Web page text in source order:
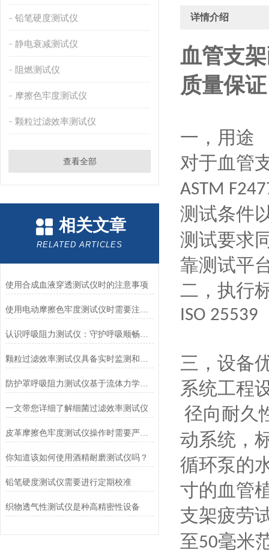
铅笔硬度测试仪
静电衰减测试仪
阻燃测试仪
摩擦色牢度测试仪
颗粒过滤效率测试仪
查看全部
相关文章
RELATED ARTICLES
使用合成血液穿透测试仪时的注意事项
防护罩呼吸阻力测试仪基于流体力学与压力传感技术
一文带您详细了解细菌过滤效率测试仪
皮革摩擦色牢度测试仪操作时需要严格遵循规程
你知道该如何使用酒精耐磨测试仪吗？
铅笔硬度测试仪需要进行定期校准
织物透气性测试仪是种高精密性设备
详情介绍
血管支
质量保证
一，用途
对于血管
ASTM
测试条件
测试要求
靠测试平
二，执行
ISO 25539
三，设备
系统工程
径向耐久
动系统，
循环泵的
寸的血管
支架疲劳
至50毫米